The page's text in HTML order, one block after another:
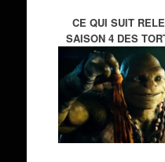
CE QUI SUIT
SAISON 4 DES